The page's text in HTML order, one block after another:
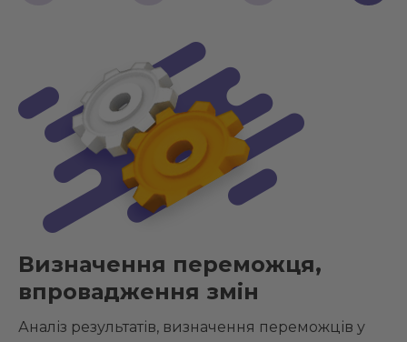
Визначення переможця,
впровадження змін
Аналіз результатів, визначення переможців у